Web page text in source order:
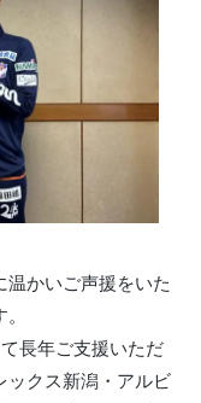
温かいご声援をいた
長年ご支援いただ
ックス新潟・アルビ